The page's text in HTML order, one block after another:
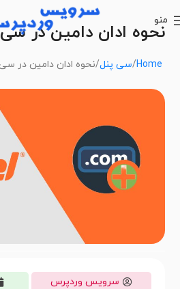
منو
نحوه ادان دامین در
Home سی پنل نحوه ادان دامین در
سرویس وردپرس